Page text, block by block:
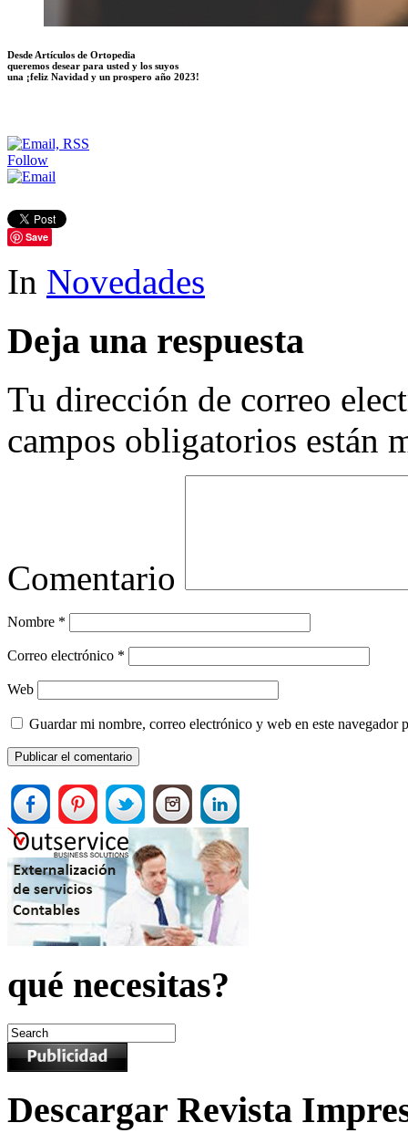
Desde Artículos de Ortopedia
queremos desear para usted y los suyos
una ¡feliz Navidad y un prospero año 2023!
Follow
Save
In Novedades
Deja una respuesta
Tu dirección de correo
campos obligatorios están
Comentario
Nombre *
Correo electrónico *
Web
Guardar mi nombre, correo electrónico y web en este navegador
qué necesitas?
Descargar Revista